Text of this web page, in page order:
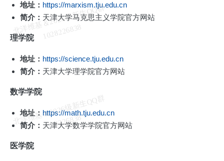
地址： https://marxism.tju.edu.cn
简介： 天津大学马克思主义学院官方网站
理学院
地址： https://science.tju.edu.cn
简介： 天津大学理学院官方网站
数学学院
地址： https://math.tju.edu.cn
简介： 天津大学数学学院官方网站
医学院
北
洋
维
基
＆
2
0
2
6
级
新
生
Q
Q
群
1
0
2
8
2
2
6
8
3
8
北
洋
维
基
＆
2
0
2
6
级
新
生
Q
Q
群
1
0
2
8
2
2
6
8
3
8